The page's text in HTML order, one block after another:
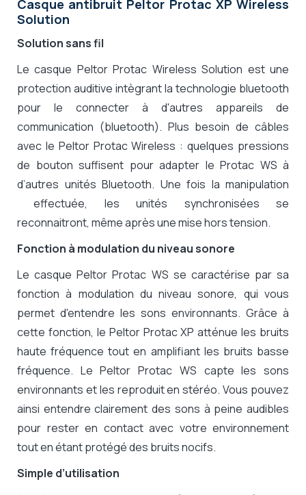
Casque antibruit Peltor Protac XP Wireless
Solution
Solution sans fil
Le casque Peltor Protac Wireless Solution est une
protection auditive intègrant la technologie bluetooth
pour le connecter à d'autres appareils de
communication (bluetooth). Plus besoin de câbles
avec le Peltor Protac Wireless : quelques pressions
de bouton suffisent pour adapter le Protac WS à
d’autres unités Bluetooth. Une fois la manipulation
effectuée, les unités synchronisées se
reconnaitront, même après une mise hors tension.
Fonction à modulation du niveau sonore
Le casque Peltor Protac WS se caractérise par sa
fonction à modulation du niveau sonore, qui vous
permet d'entendre les sons environnants. Grâce à
cette fonction, le Peltor Protac XP atténue les bruits
haute fréquence tout en amplifiant les bruits basse
fréquence. Le Peltor Protac WS capte les sons
environnants et les reproduit en stéréo. Vous pouvez
ainsi entendre clairement des sons à peine audibles
pour rester en contact avec votre environnement
tout en étant protégé des bruits nocifs.
Simple d’utilisation